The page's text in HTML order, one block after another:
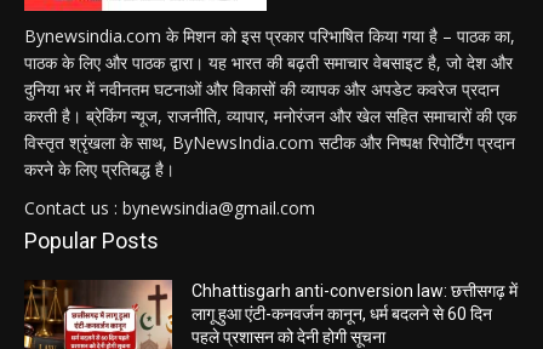
Bynewsindia.com के मिशन को इस प्रकार परिभाषित किया गया है – पाठक का,
पाठक के लिए और पाठक द्वारा। यह भारत की बढ़ती समाचार वेबसाइट है, जो देश और
दुनिया भर में नवीनतम घटनाओं और विकासों की व्यापक और अपडेट कवरेज प्रदान
करती है। ब्रेकिंग न्यूज, राजनीति, व्यापार, मनोरंजन और खेल सहित समाचारों की एक
विस्तृत श्रृंखला के साथ, ByNewsIndia.com सटीक और निष्पक्ष रिपोर्टिंग प्रदान
करने के लिए प्रतिबद्ध है।
Contact us : bynewsindia@gmail.com
Popular Posts
Chhattisgarh anti-conversion law: छत्तीसगढ़ में
लागू हुआ एंटी-कनवर्जन कानून, धर्म बदलने से 60 दिन
पहले प्रशासन को देनी होगी सूचना